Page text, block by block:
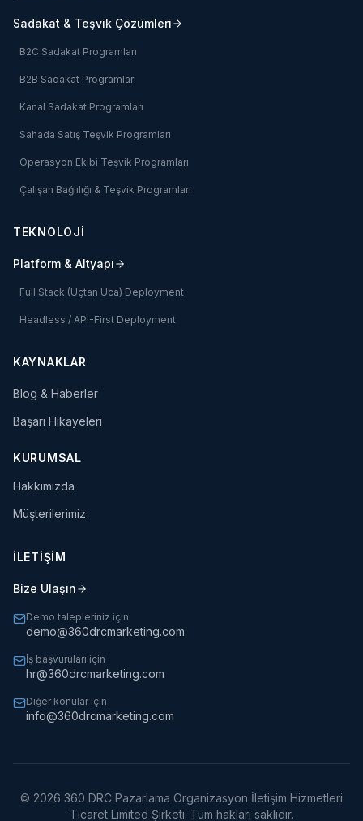
Sadakat & Teşvik Çözümleri
B2C Sadakat Programları
B2B Sadakat Programları
Kanal Sadakat Programları
Sahada Satış Teşvik Programları
Operasyon Ekibi Teşvik Programları
Çalışan Bağlılığı & Teşvik Programları
TEKNOLOJİ
Platform & Altyapı
Full Stack (Uçtan Uca) Deployment
Headless / API-First Deployment
KAYNAKLAR
Blog & Haberler
Başarı Hikayeleri
KURUMSAL
Hakkımızda
Müşterilerimiz
İLETİŞİM
Bize Ulaşın
Demo talepleriniz için
demo@360drcmarketing.com
İş başvuruları için
hr@360drcmarketing.com
Diğer konular için
info@360drcmarketing.com
© 2026 360 DRC Pazarlama Organizasyon İletişim Hizmetleri
Ticaret Limited Şirketi. Tüm hakları saklıdır.